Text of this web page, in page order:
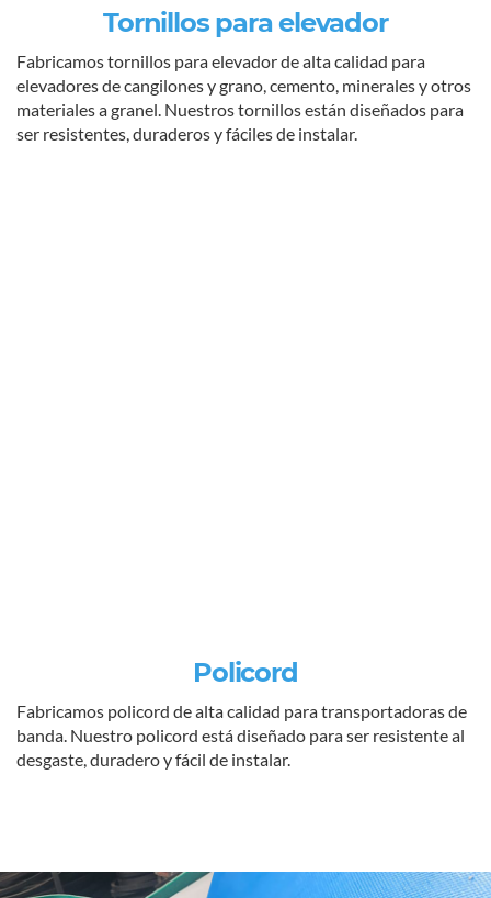
Tornillos para elevador
Fabricamos tornillos para elevador de alta calidad para
elevadores de cangilones y grano, cemento, minerales y otros
materiales a granel. Nuestros tornillos están diseñados para
ser resistentes, duraderos y fáciles de instalar.
Policord
Fabricamos policord de alta calidad para transportadoras de
banda. Nuestro policord está diseñado para ser resistente al
desgaste, duradero y fácil de instalar.